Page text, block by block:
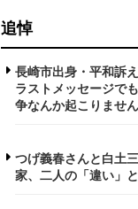
追悼
長崎市出身・平和訴
ラストメッセージで
争なんか起こりません
つげ義春さんと白土
家、二人の「違い」